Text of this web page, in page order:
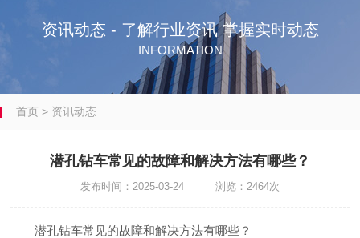
资讯动态 - 了解行业资讯 掌握实时动态
INFORMATION
首页 > 资讯动态
潜孔钻车常见的故障和解决方法有哪些？
发布时间：2025-03-24 浏览：2464次
潜孔钻车常见的故障和解决方法有哪些？